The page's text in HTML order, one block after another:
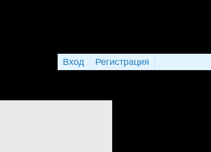
Регистрация
Вход